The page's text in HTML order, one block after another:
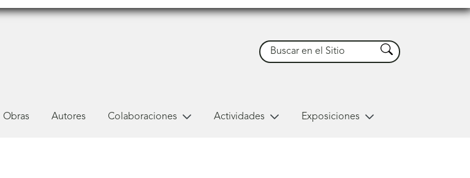
Buscar Buscar
Obras Autores Colaboraciones Actividades Exposiciones